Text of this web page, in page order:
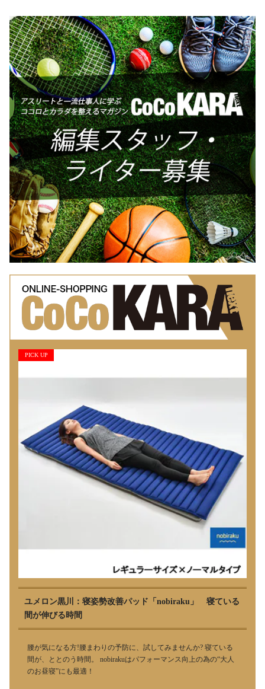
PICK UP
ユメロン黒川：寝姿勢改善パッド「nobiraku」 寝ている
間が伸びる時間
腰が気になる方!腰まわりの予防に、試してみませんか? 寝ている
間が、ととのう時間。 nobirakuはパフォーマンス向上の為の“大人
のお昼寝”にも最適！